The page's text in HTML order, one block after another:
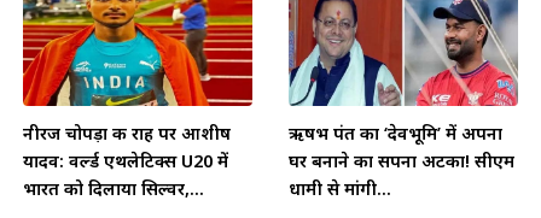
नीरज चोपड़ा की राह पर आशीष
यादव: वर्ल्ड एथलेटिक्स U20 में
भारत को दिलाया सिल्वर,...
ऋषभ पंत का ‘देवभूमि’ में अपना
घर बनाने का सपना अटका! सीएम
धामी से मांगी...